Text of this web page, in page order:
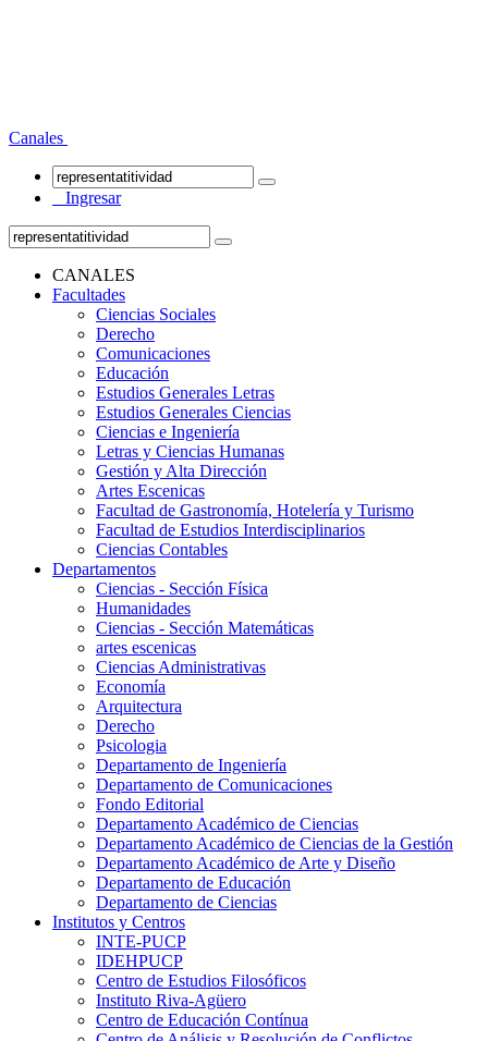
Canales
Ingresar
CANALES
Facultades
Ciencias Sociales
Derecho
Comunicaciones
Educación
Estudios Generales Letras
Estudios Generales Ciencias
Ciencias e Ingeniería
Letras y Ciencias Humanas
Gestión y Alta Dirección
Artes Escenicas
Facultad de Gastronomía, Hotelería y Turismo
Facultad de Estudios Interdisciplinarios
Ciencias Contables
Departamentos
Ciencias - Sección Física
Humanidades
Ciencias - Sección Matemáticas
artes escenicas
Ciencias Administrativas
Economía
Arquitectura
Derecho
Psicologia
Departamento de Ingeniería
Departamento de Comunicaciones
Fondo Editorial
Departamento Académico de Ciencias
Departamento Académico de Ciencias de la Gestión
Departamento Académico de Arte y Diseño
Departamento de Educación
Departamento de Ciencias
Institutos y Centros
INTE-PUCP
IDEHPUCP
Centro de Estudios Filosóficos
Instituto Riva-Agüero
Centro de Educación Contínua